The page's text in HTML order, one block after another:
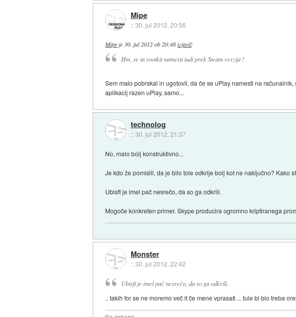
Mipe
::30. jul 2012, 20:56
Mipe je 30. jul 2012 ob 20:48 izjavil:
Hm, se ta rootkit namesti tudi prek Steam verzije?
Sem malo pobrskal in ugotovil, da če se uPlay namesti na
aplikacij razen uPlay, samo...
technolog
::30. jul 2012, 21:37
No, malo bolj konstruktivno...
Je kdo že pomislil, da je bilo tole odkrije bolj kot ne naključno? Kako
Ubisft je imel pač nesrečo, da so ga odkrili.
Mogoče konkreten primer. Skype producira ogromno kriptiranega
Monster
::30. jul 2012, 22:42
Ubisft je imel pač nesrečo, da so ga odkrili.
.. takih for se ne moremo več it če mene vprasaš ... tule bi blo treba